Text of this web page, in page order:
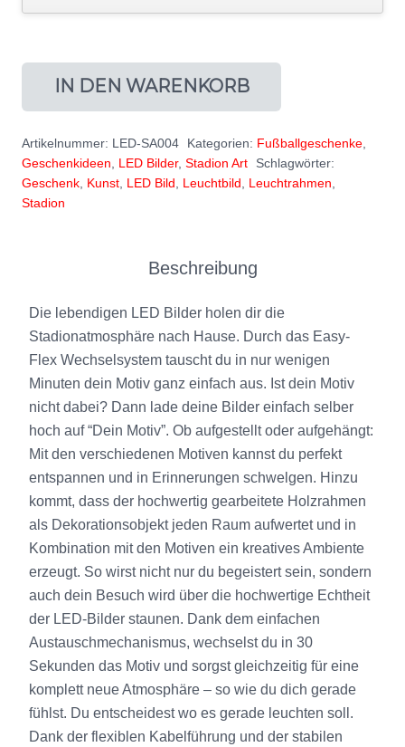
IN DEN WARENKORB
Artikelnummer: LED-SA004 Kategorien: Fußballgeschenke,
Geschenkideen, LED Bilder, Stadion Art
Schlagwörter:
Geschenk, Kunst, LED Bild, Leuchtbild, Leuchtrahmen,
Stadion
Beschreibung
Die lebendigen LED Bilder holen dir die
Stadionatmosphäre nach Hause. Durch das Easy-
Flex Wechselsystem tauscht du in nur wenigen
Minuten dein Motiv ganz einfach aus. Ist dein Motiv
nicht dabei? Dann lade deine Bilder einfach selber
hoch auf “Dein Motiv”. Ob aufgestellt oder aufgehängt:
Mit den verschiedenen Motiven kannst du perfekt
entspannen und in Erinnerungen schwelgen. Hinzu
kommt, dass der hochwertig gearbeitete Holzrahmen
als Dekorationsobjekt jeden Raum aufwertet und in
Kombination mit den Motiven ein kreatives Ambiente
erzeugt. So wirst nicht nur du begeistert sein, sondern
auch dein Besuch wird über die hochwertige Echtheit
der LED-Bilder staunen. Dank dem einfachen
Austauschmechanismus, wechselst du in 30
Sekunden das Motiv und sorgst gleichzeitig für eine
komplett neue Atmosphäre – so wie du dich gerade
fühlst. Du entscheidest wo es gerade leuchten soll.
Dank der flexiblen Kabelführung und der stabilen